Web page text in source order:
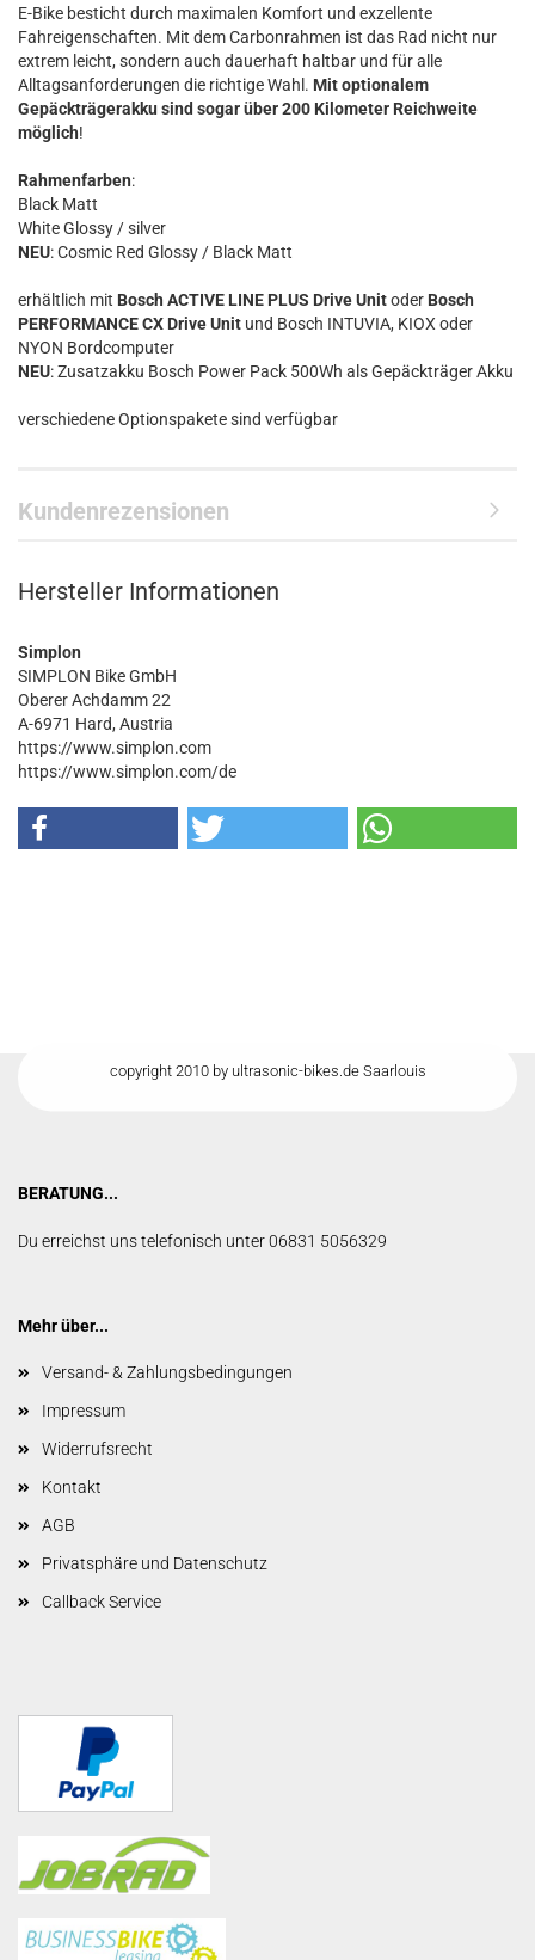
E-Bike besticht durch maximalen Komfort und exzellente
Fahreigenschaften. Mit dem Carbonrahmen ist das Rad nicht nur
extrem leicht, sondern auch dauerhaft haltbar und für alle
Alltagsanforderungen die richtige Wahl. Mit optionalem
Gepäckträgerakku sind sogar über 200 Kilometer Reichweite
möglich!
Rahmenfarben:
Black Matt
White Glossy / silver
NEU: Cosmic Red Glossy / Black Matt
erhältlich mit Bosch ACTIVE LINE PLUS Drive Unitoder Bosch
PERFORMANCE CX Drive Unit und Bosch INTUVIA, KIOX oder
NYON Bordcomputer
NEU: Zusatzakku Bosch Power Pack 500Wh als Gepäckträger Akku
verschiedene Optionspakete sind verfügbar
Kundenrezensionen
Hersteller Informationen
Simplon
SIMPLON Bike GmbH
Oberer Achdamm 22
A-6971 Hard, Austria
https://www.simplon.com
https://www.simplon.com/de
copyright 2010 by ultrasonic-bikes.de Saarlouis
BERATUNG...
Du erreichst uns telefonisch unter 06831 5056329
Mehr über...
Versand- & Zahlungsbedingungen
Impressum
Widerrufsrecht
Kontakt
AGB
Privatsphäre und Datenschutz
Callback Service